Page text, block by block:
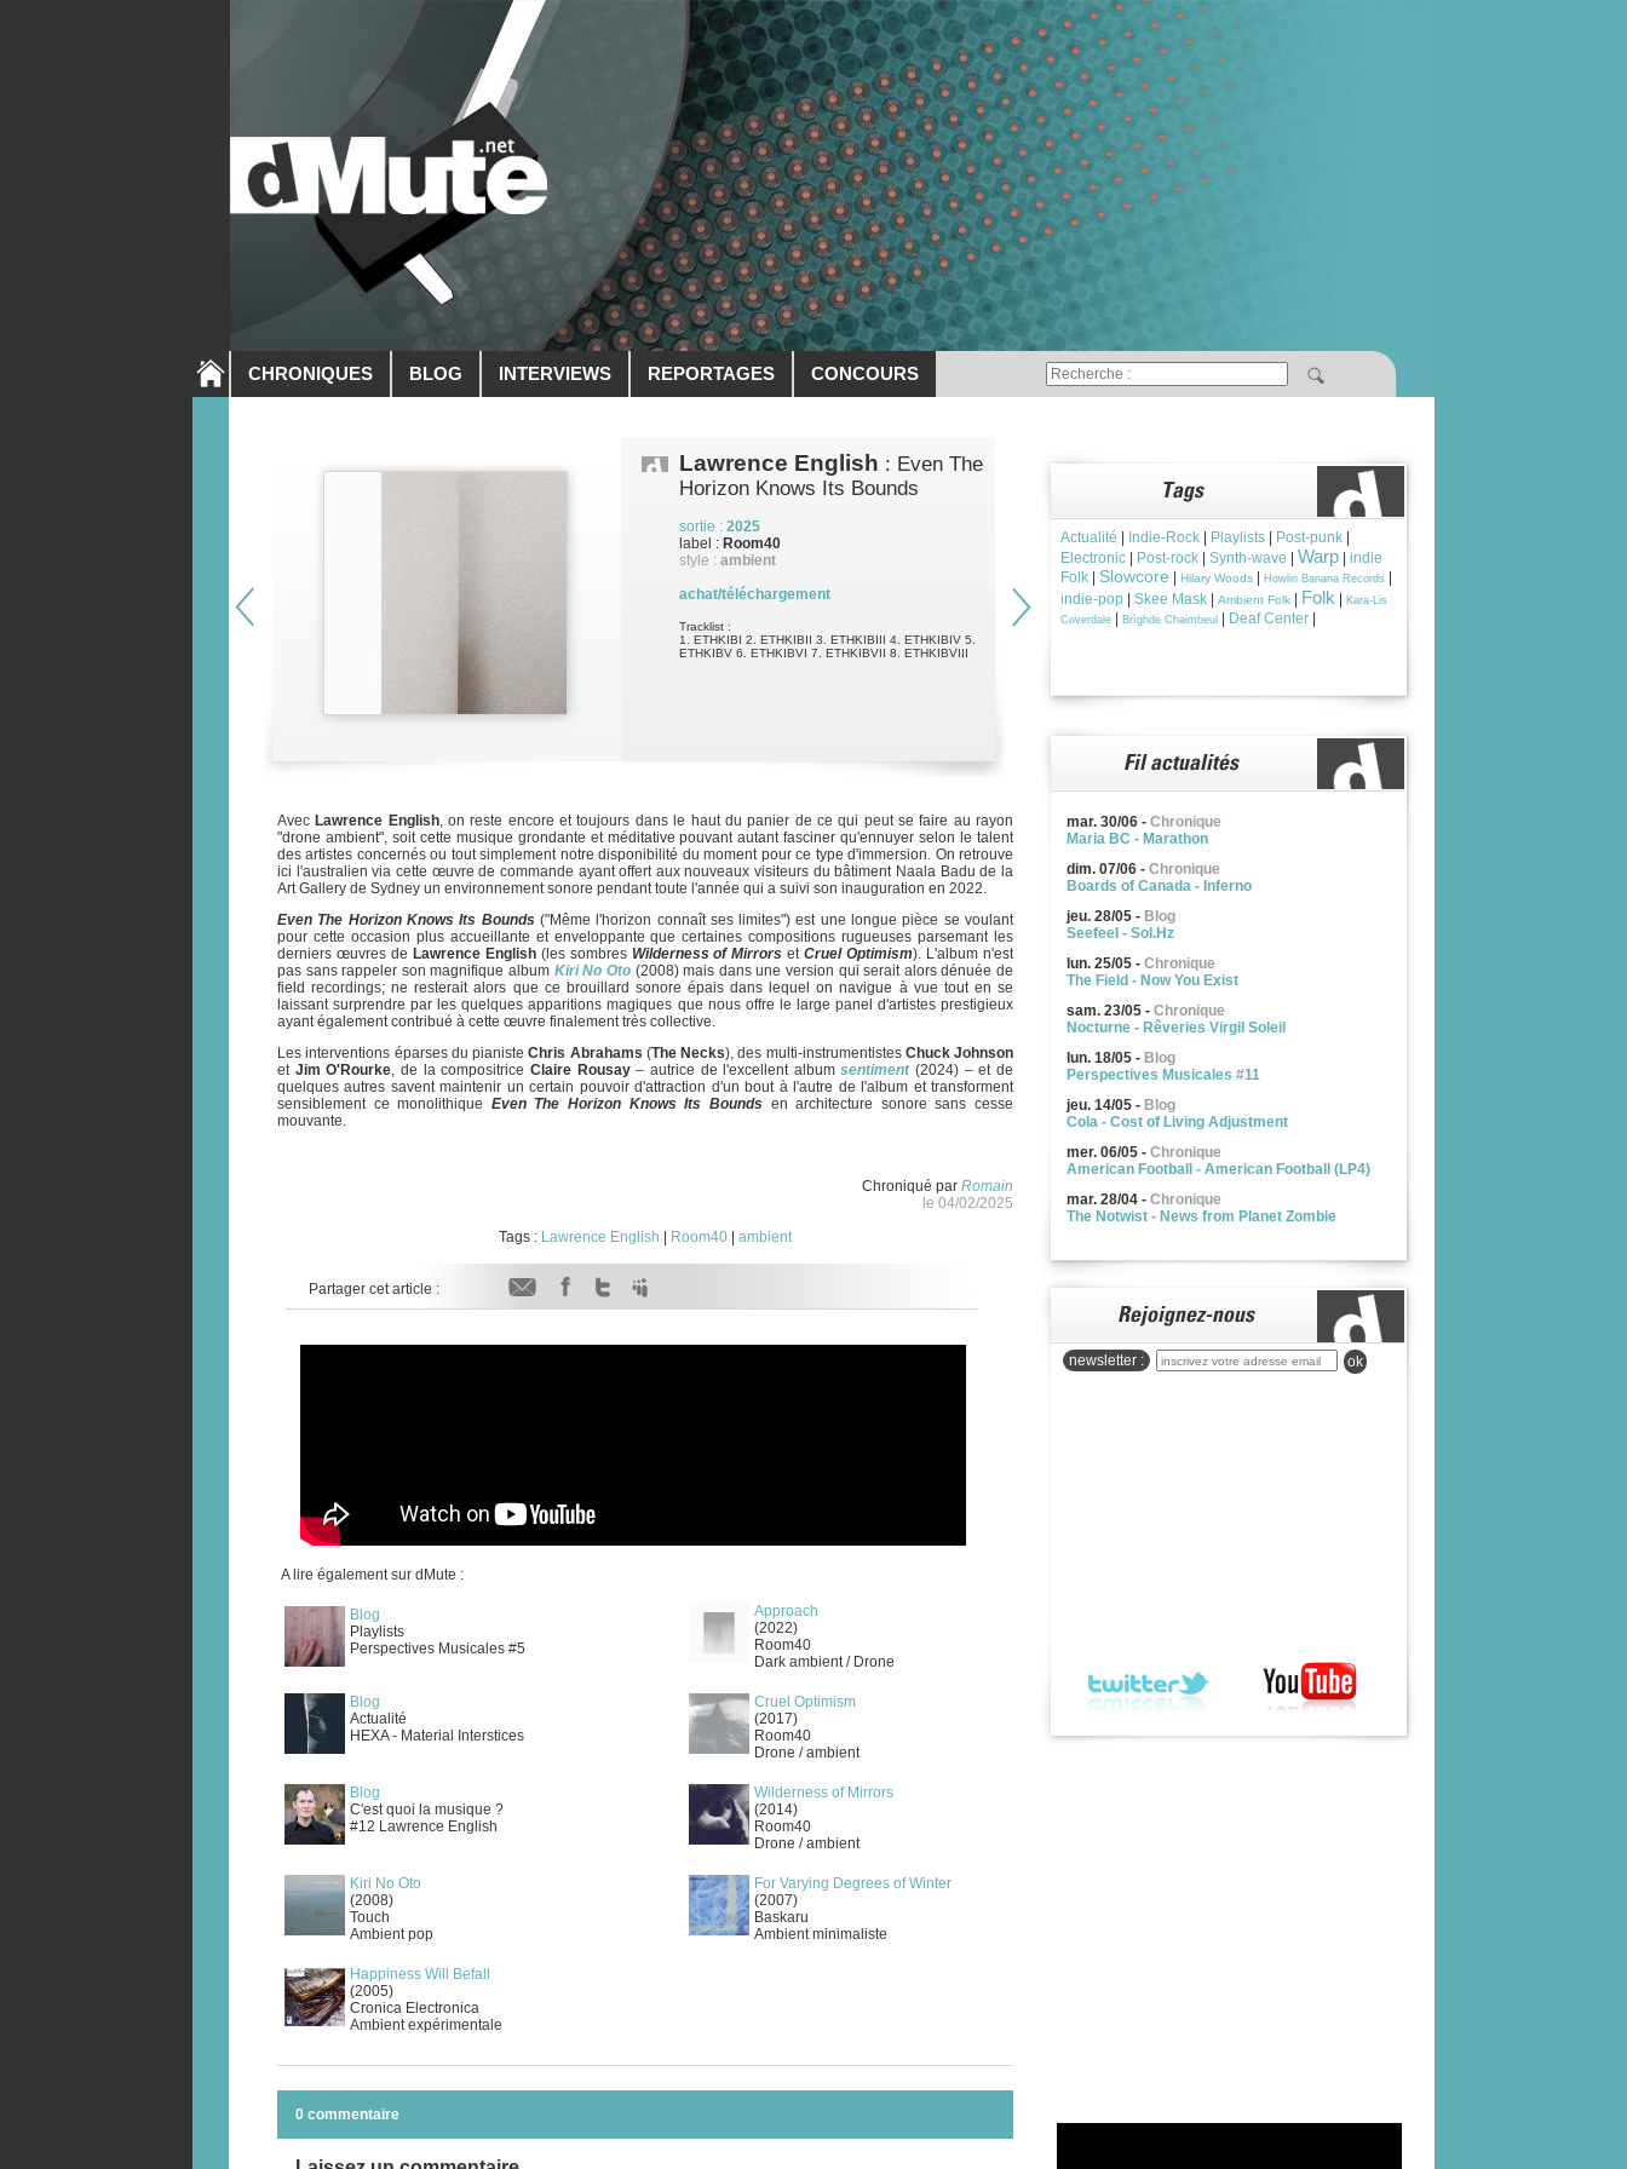
CHRONIQUES BLOG INTERVIEWS REPORTAGES CONCOURS
Lawrence English : Even The
Horizon Knows Its Bounds
sortie : 2025
label : Room40
style : ambient
achat/téléchargement
Tracklist :
1. ETHKIBI 2. ETHKIBII 3. ETHKIBIII 4. ETHKIBIV 5.
ETHKIBV 6. ETHKIBVI 7. ETHKIBVII 8. ETHKIBVIII
Avec Lawrence English, on reste encore et toujours dans le haut du panier de ce qui peut se faire au rayon
"drone ambient", soit cette musique grondante et méditative pouvant autant fasciner qu'ennuyer selon le talent
des artistes concernés ou tout simplement notre disponibilité du moment pour ce type d'immersion. On retrouve
ici l'australien via cette œuvre de commande ayant offert aux nouveaux visiteurs du bâtiment Naala Badu de la
Art Gallery de Sydney un environnement sonore pendant toute l'année qui a suivi son inauguration en 2022.
Even The Horizon Knows Its Bounds ("Même l'horizon connaît ses limites") est une longue pièce se voulant
pour cette occasion plus accueillante et enveloppante que certaines compositions rugueuses parsemant les
derniers œuvres de Lawrence English(les sombres Wilderness of Mirrors etCruel Optimism). L'album n'est
pas sans rappeler son magnifique album Kiri No Oto(2008) mais dans une version qui serait alors dénuée de
field recordings; ne resterait alors que ce brouillard sonore épais dans lequel on navigue à vue tout en se
laissant surprendre par les quelques apparitions magiques que nous offre le large panel d'artistes prestigieux
ayant également contribué à cette œuvre finalement très collective.
Les interventions éparses du pianisteChris Abrahams (The Necks), des multi-instrumentistes Chuck Johnson
et Jim O'Rourke, de la compositrice Claire Rousay– autrice de l'excellent albumsentiment(2024) – et de
quelques autres savent maintenir un certain pouvoir d'attraction d'un bout à l'autre de l'album et transforment
sensiblement ce monolithique Even The Horizon Knows Its Bounds en architecture sonore sans cesse
mouvante.
Chroniqué par Romain
le 04/02/2025
Tags : Lawrence English Room40 ambient
Partager cet article :
A lire également sur dMute :
Blog
Playlists
Perspectives Musicales #5
Approach
(2022)
Room40
Dark ambient / Drone
Blog
Actualité
HEXA - Material Interstices
Cruel Optimism
(2017)
Room40
Drone / ambient
Blog
C'est quoi la musique ?
#12 Lawrence English
Wilderness of Mirrors
(2014)
Room40
Drone / ambient
Kiri No Oto
(2008)
Touch
Ambient pop
For Varying Degrees of Winter
(2007)
Baskaru
Ambient minimaliste
Happiness Will Befall
(2005)
Cronica Electronica
Ambient expérimentale
0 commentaire
Actualité Indie-Rock Playlists Post-punk
Electronic
Post-rock Synth-wave Warp
indie
Folk
Slowcore Hilary Woods Howlin Banana Records
indie-pop
Skee Mask Ambient Folk Folk
Kara-Lis
Coverdale
Brìghde Chaimbeul Deaf Center
mar. 30/06 - Chronique
Maria BC - Marathon
dim. 07/06 - Chronique
Boards of Canada - Inferno
jeu. 28/05 - Blog
Seefeel - Sol.Hz
lun. 25/05 - Chronique
The Field - Now You Exist
sam. 23/05 - Chronique
Nocturne - Rêveries Virgil Soleil
lun. 18/05 - Blog
Perspectives Musicales #11
jeu. 14/05 - Blog
Cola - Cost of Living Adjustment
mer. 06/05 - Chronique
American Football - American Football (LP4)
mar. 28/04 - Chronique
The Notwist - News from Planet Zombie
newsletter : ok